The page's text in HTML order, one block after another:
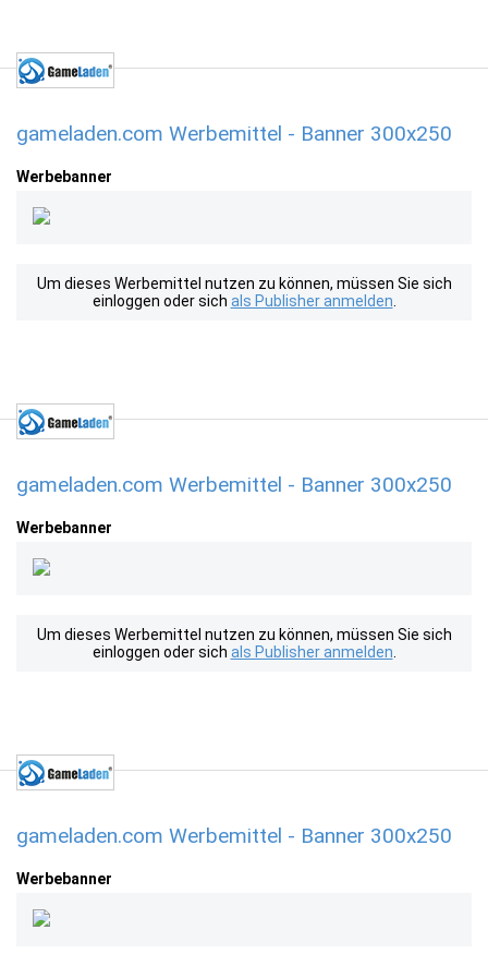
gameladen.com Werbemittel - Banner 300x250
Werbebanner
Um dieses Werbemittel nutzen zu können, müssen Sie sich
einloggen oder sich als Publisher anmelden
gameladen.com Werbemittel - Banner 300x250
Werbebanner
Um dieses Werbemittel nutzen zu können, müssen Sie sich
einloggen oder sich als Publisher anmelden
gameladen.com Werbemittel - Banner 300x250
Werbebanner